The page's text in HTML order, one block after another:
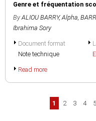
Genre et fréquentation
By ALIOU BARRY, Alpha,
Ibrahima Sory
Document format
Note technique
Read more
1 2 3 4 5